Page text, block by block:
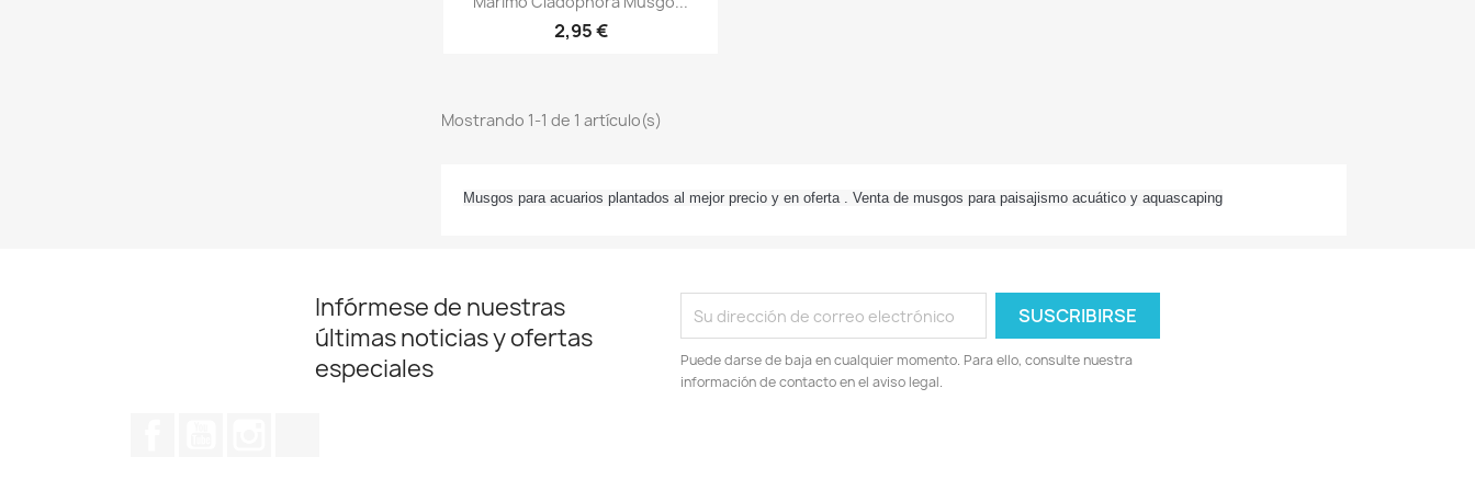
2,95 €
Mostrando 1-1 de 1 artículo(s)
Musgos para acuarios plantados al mejor precio y en oferta . Venta de musgos para paisajismo acuático y aquascaping
Infórmese de nuestras
últimas noticias y ofertas
especiales
Puede darse de baja en cualquier momento. Para ello, consulte nuestra
información de contacto en el aviso legal.